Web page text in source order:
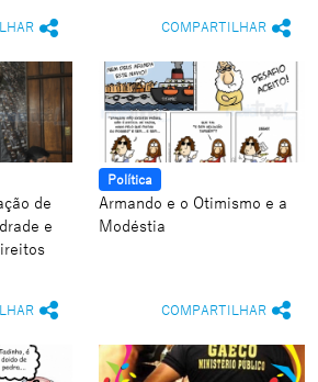
COMPARTILHAR
de
e
Política
Armando e o Otimismo e a
Modéstia
COMPARTILHAR